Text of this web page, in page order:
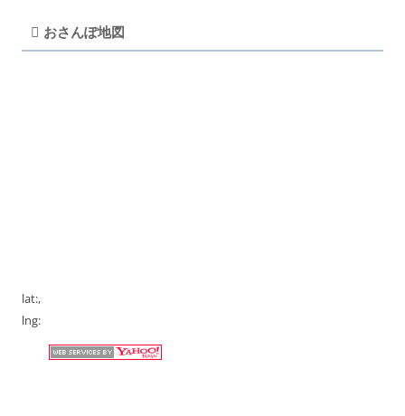
おさんぽ地図
lat:,
lng: